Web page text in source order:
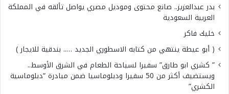
بدر عبدالعزيز.. صانع محتوى وموديل مصري يواصل تألقه في المملكة
العربية السعودية
خليك فاكر
( أبو عيطة ينتهي من كتابه الاسطوري الجديد ….. بندقية للايجار )
” كشري ابو طارق” سفيرا لسياحة الطعام في الشرق الأوسط..
ويستضيف أكثر من 50 سفيرا ودبلوماسيا ضمن مبادرة “دبلوماسية
الكشري”